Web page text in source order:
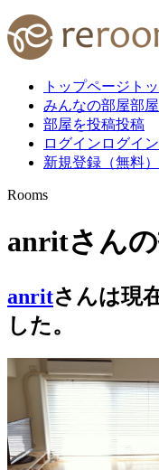
トップページ ト
みんなの部屋部屋
部屋を投稿投稿
ログイン ログイン
新規登録（無料）
Rooms
anritさん
anritさんは現在
した。